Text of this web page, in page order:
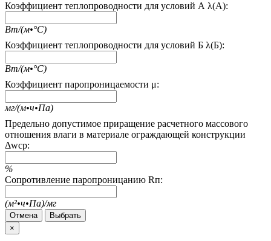
Коэффициент теплопроводности для условий А λ(А):
Вт/(м•°С)
Коэффициент теплопроводности для условий Б λ(Б):
Вт/(м•°С)
Коэффициент паропроницаемости μ:
мг/(м•ч•Па)
Предельно допустимое приращение расчетного массового
отношения влаги в материале ограждающей конструкции
Δwcp:
%
Сопротивление паропроницанию Rп:
(м²•ч•Па)/мг
Отмена
Выбрать
×